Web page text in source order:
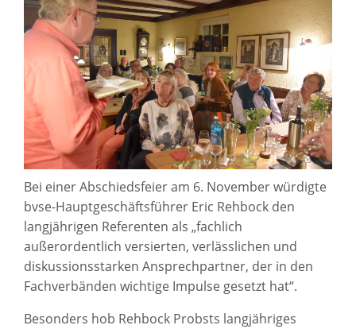
Bei einer Abschiedsfeier am 6. November würdigte
bvse-Hauptgeschäftsführer Eric Rehbock den
langjährigen Referenten als „fachlich
außerordentlich versierten, verlässlichen und
diskussionsstarken Ansprechpartner, der in den
Fachverbänden wichtige Impulse gesetzt hat“.
Besonders hob Rehbock Probsts langjähriges